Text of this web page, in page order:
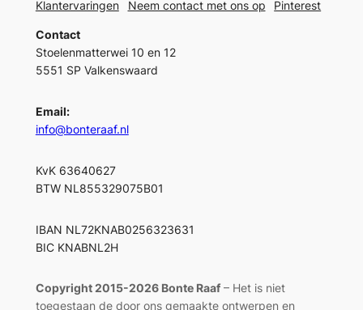
Klantervaringen
Neem contact met ons op
Pinterest
Contact
Stoelenmatterwei 10 en 12
5551 SP Valkenswaard
Email:
info@bonteraaf.nl
KvK 63640627
BTW NL855329075B01
IBAN NL72KNAB0256323631
BIC KNABNL2H
Copyright 2015-2026 Bonte Raaf– Het is niet
toegestaan de door ons gemaakte ontwerpen en